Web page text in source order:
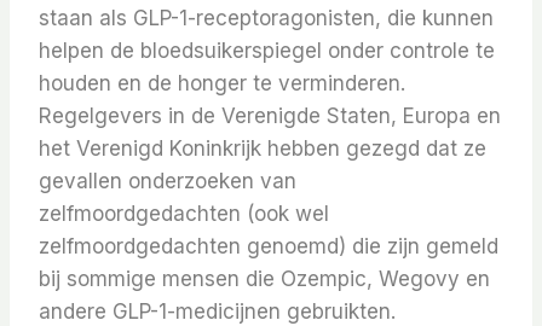
staan ​​als GLP-1-receptoragonisten, die kunnen
helpen de bloedsuikerspiegel onder controle te
houden en de honger te verminderen.
Regelgevers in de Verenigde Staten, Europa en
het Verenigd Koninkrijk hebben gezegd dat ze
gevallen onderzoeken van
zelfmoordgedachten (ook wel
zelfmoordgedachten genoemd) die zijn gemeld
bij sommige mensen die Ozempic, Wegovy en
andere GLP-1-medicijnen gebruikten.